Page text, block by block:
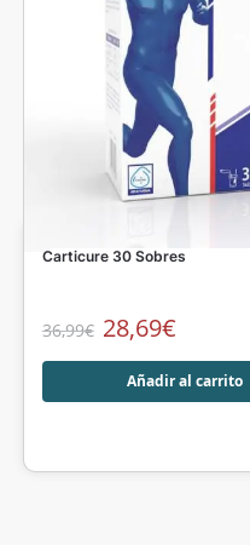
Carticure 30 Sobres
36,99€ 28,69€
Añadir al carrito